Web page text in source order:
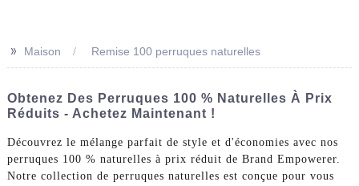
>> Maison Remise 100 perruques naturelles
Obtenez Des Perruques 100 % Naturelles À Prix
Réduits - Achetez Maintenant !
Découvrez le mélange parfait de style et d'économies avec nos
perruques 100 % naturelles à prix réduit de Brand Empowerer.
Notre collection de perruques naturelles est conçue pour vous